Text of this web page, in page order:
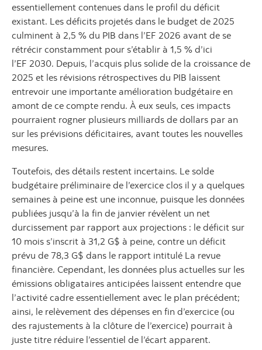
essentiellement contenues dans le profil du déficit
existant. Les déficits projetés dans le budget de 2025
culminent à 2,5 % du PIB dans l’EF 2026 avant de se
rétrécir constamment pour s’établir à 1,5 % d’ici
l’EF 2030. Depuis, l’acquis plus solide de la croissance de
2025 et les révisions rétrospectives du PIB laissent
entrevoir une importante amélioration budgétaire en
amont de ce compte rendu. À eux seuls, ces impacts
pourraient rogner plusieurs milliards de dollars par an
sur les prévisions déficitaires, avant toutes les nouvelles
mesures.
Toutefois, des détails restent incertains. Le solde
budgétaire préliminaire de l’exercice clos il y a quelques
semaines à peine est une inconnue, puisque les données
publiées jusqu’à la fin de janvier révèlent un net
durcissement par rapport aux projections : le déficit sur
10 mois s’inscrit à 31,2 G$ à peine, contre un déficit
prévu de 78,3 G$ dans le rapport intitulé La revue
financière. Cependant, les données plus actuelles sur les
émissions obligataires anticipées laissent entendre que
l’activité cadre essentiellement avec le plan précédent;
ainsi, le relèvement des dépenses en fin d’exercice (ou
des rajustements à la clôture de l’exercice) pourrait à
juste titre réduire l’essentiel de l’écart apparent.